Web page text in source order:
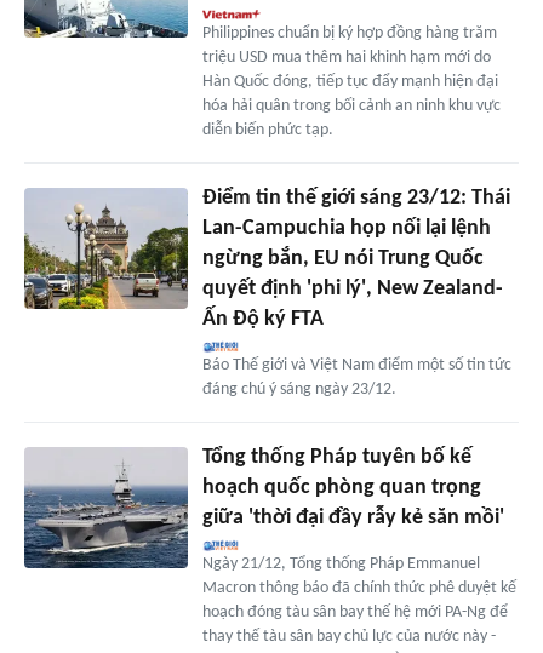
Philippines chuẩn bị ký hợp đồng hàng trăm
triệu USD mua thêm hai khinh hạm mới do
Hàn Quốc đóng, tiếp tục đẩy mạnh hiện đại
hóa hải quân trong bối cảnh an ninh khu vực
diễn biến phức tạp.
Điểm tin thế giới sáng 23/12: Thái
Lan-Campuchia họp nối lại lệnh
ngừng bắn, EU nói Trung Quốc
quyết định 'phi lý', New Zealand-
Ấn Độ ký FTA
Báo Thế giới và Việt Nam điểm một số tin tức
đáng chú ý sáng ngày 23/12.
Tổng thống Pháp tuyên bố kế
hoạch quốc phòng quan trọng
giữa 'thời đại đầy rẫy kẻ săn mồi'
Ngày 21/12, Tổng thống Pháp Emmanuel
Macron thông báo đã chính thức phê duyệt kế
hoạch đóng tàu sân bay thế hệ mới PA-Ng để
thay thế tàu sân bay chủ lực của nước này -